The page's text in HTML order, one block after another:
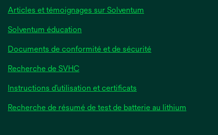
onglet
Articles et témoignages sur Solventum
Solventum éducation
Documents de conformité et de sécurité
Recherche de SVHC
Instructions d’utilisation et certificats
Recherche de résumé de test de batterie au lithium